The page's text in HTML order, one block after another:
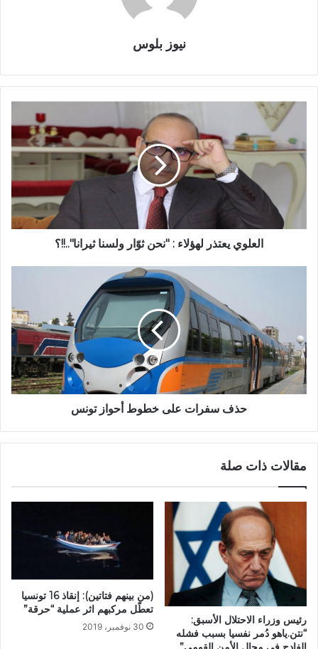
نيوز بلوس
العلوي يعتذر لهؤلاء : "نحن ثوّار ولسنا ثيرانا"..!!؟
حذف سفرات على خطوط أحواز تونس
مقالات ذات صلة
رئيس وزراء الاحتلال الأسبق:
“نتن.ياهو دُمر نفسيا بسبب فشله
(من بينهم فتاتين): إنقاذ 16 تونسيا
تعطّل مركبهم اثر عملية “حرقة”
30 نوفمبر، 2019